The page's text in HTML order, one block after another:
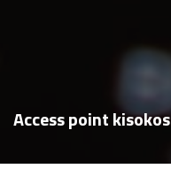
Access point